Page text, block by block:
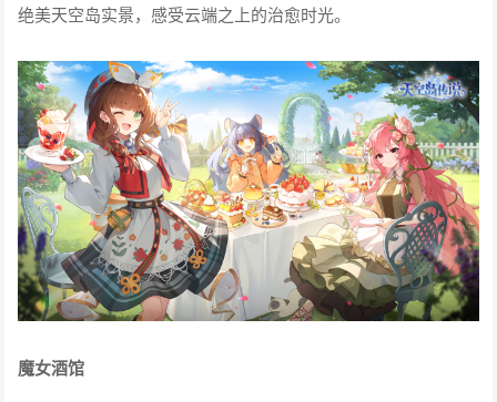
绝美天空岛实景，感受云端之上的治愈时光。
魔女酒馆